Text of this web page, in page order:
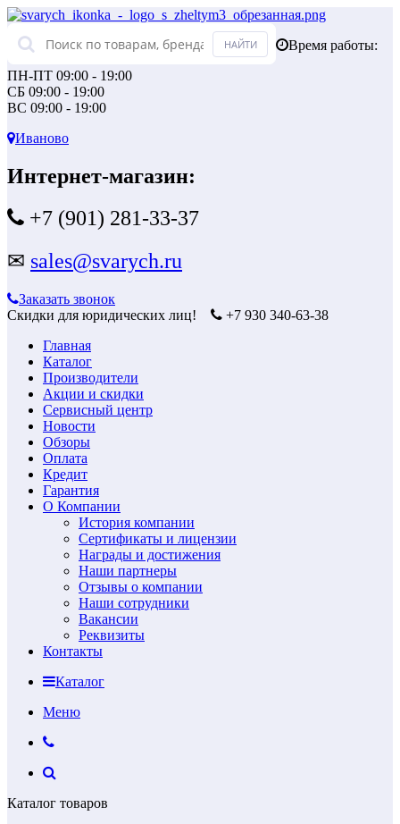
Время работы:
ПН-ПТ 09:00 - 19:00
СБ 09:00 - 19:00
ВС 09:00 - 19:00
Иваново
Интернет-магазин:
+7 (901) 281-33-37
✉ sales@svarych.ru
Заказать звонок
Скидки для юридических лиц!
+7 930 340-63-38
Главная
Каталог
Производители
Акции и скидки
Сервисный центр
Новости
Обзоры
Оплата
Кредит
Гарантия
О Компании
История компании
Сертификаты и лицензии
Награды и достижения
Наши партнеры
Отзывы о компании
Наши сотрудники
Вакансии
Реквизиты
Контакты
Каталог
Меню
Каталог товаров